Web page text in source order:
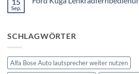
Can
Sep.
Kuga
SCHLAGWÖRTER
Alfa Bose Auto lautsprecher weiter nutzen